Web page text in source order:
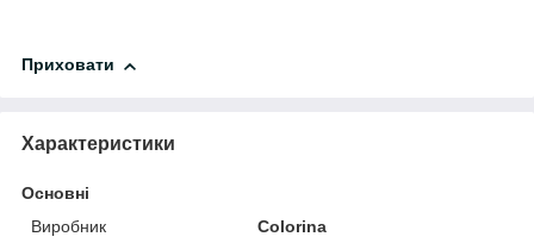
Приховати
Характеристики
Основні
Виробник
Colorina